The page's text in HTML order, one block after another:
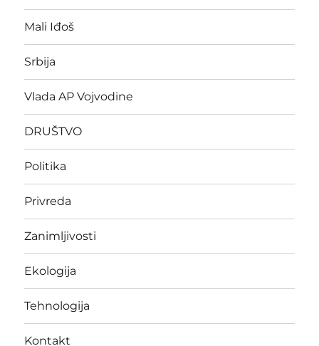
Mali Iđoš
Srbija
Vlada AP Vojvodine
DRUŠTVO
Politika
Privreda
Zanimljivosti
Ekologija
Tehnologija
Kontakt